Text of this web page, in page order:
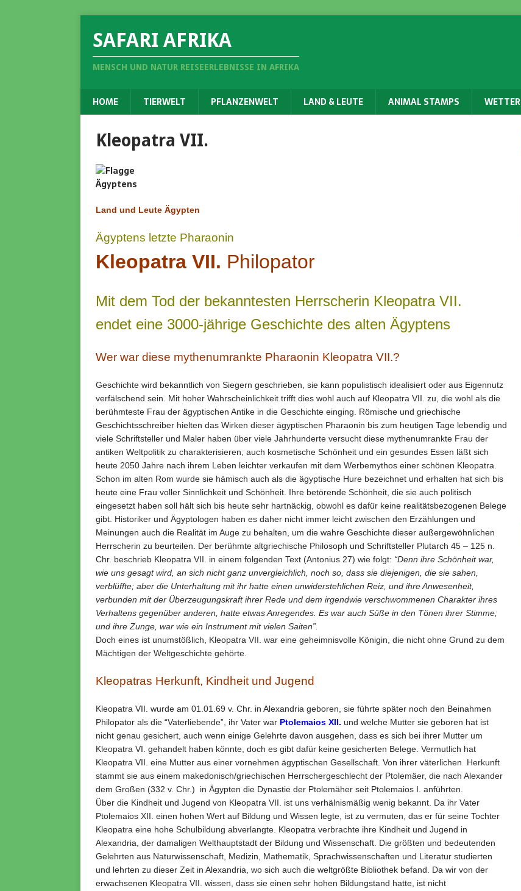
SAFARI AFRIKA
MENSCH UND NATUR REISEERLEBNISSE IN AFRIKA
HOME TIERWELT PFLANZENWELT LAND & LEUTE ANIMAL STAMPS WETTER
Kleopatra VII.
Land und Leute Ägypten
Ägyptens letzte Pharaonin
Kleopatra VII. Philopator
Mit dem Tod der bekanntesten Herrscherin Kleopatra VII.
endet eine 3000-jährige Geschichte des alten Ägyptens
Wer war diese mythenumrankte Pharaonin Kleopatra VII.?
Geschichte wird bekanntlich von Siegern geschrieben, sie kann populistisch idealisiert oder aus Eigennutz
verfälschend sein. Mit hoher Wahrscheinlichkeit trifft dies wohl auch auf Kleopatra VII. zu, die wohl als die
berühmteste Frau der ägyptischen Antike in die Geschichte einging. Römische und griechische
Geschichtsschreiber hielten das Wirken dieser ägyptischen Pharaonin bis zum heutigen Tage lebendig und
viele Schriftsteller und Maler haben über viele Jahrhunderte versucht diese mythenumrankte Frau der
antiken Weltpolitik zu charakterisieren, auch kosmetische Schönheit und ein gesundes Essen läßt sich
heute 2050 Jahre nach ihrem Leben leichter verkaufen mit dem Werbemythos einer schönen Kleopatra.
Schon im alten Rom wurde sie hämisch auch als die ägyptische Hure bezeichnet und erhalten hat sich bis
heute eine Frau voller Sinnlichkeit und Schönheit. Ihre betörende Schönheit, die sie auch politisch
eingesetzt haben soll hält sich bis heute sehr hartnäckig, obwohl es dafür keine realitätsbezogenen Belege
gibt. Historiker und Ägyptologen haben es daher nicht immer leicht zwischen den Erzählungen und
Meinungen auch die Realität im Auge zu behalten, um die wahre Geschichte dieser außergewöhnlichen
Herrscherin zu beurteilen. Der berühmte altgriechische Philosoph und Schriftsteller Plutarch 45 – 125 n.
Chr. beschrieb Kleopatra VII. in einem folgenden Text (Antonius 27) wie folgt: “Denn ihre Schönheit war,
wie uns gesagt wird, an sich nicht ganz unvergleichlich, noch so, dass sie diejenigen, die sie sahen,
verblüffte; aber die Unterhaltung mit ihr hatte einen unwiderstehlichen Reiz, und ihre Anwesenheit,
verbunden mit der Überzeugungskraft ihrer Rede und dem irgendwie verschwommenen Charakter ihres
Verhaltens gegenüber anderen, hatte etwas Anregendes. Es war auch Süße in den Tönen ihrer Stimme;
und ihre Zunge, war wie ein Instrument mit vielen Saiten”.
Doch eines ist unumstößlich, Kleopatra VII. war eine geheimnisvolle Königin, die nicht ohne Grund zu dem
Mächtigen der Weltgeschichte gehörte.
Kleopatras Herkunft, Kindheit und Jugend
Kleopatra VII. wurde am 01.01.69 v. Chr. in Alexandria geboren, sie führte später noch den Beinahmen
Philopator als die “Vaterliebende”, ihr Vater war Ptolemaios XII. und welche Mutter sie geboren hat ist
nicht genau gesichert, auch wenn einige Gelehrte davon ausgehen, dass es sich bei ihrer Mutter um
Kleopatra VI. gehandelt haben könnte, doch es gibt dafür keine gesicherten Belege. Vermutlich hat
Kleopatra VII. eine Mutter aus einer vornehmen ägyptischen Gesellschaft. Von ihrer väterlichen Herkunft
stammt sie aus einem makedonisch/griechischen Herrschergeschlecht der Ptolemäer, die nach Alexander
dem Großen (332 v. Chr.) in Ägypten die Dynastie der Ptolemäher seit Ptolemaios I. anführten.
Über die Kindheit und Jugend von Kleopatra VII. ist uns verhälnismäßig wenig bekannt. Da ihr Vater
Ptolemaios XII. einen hohen Wert auf Bildung und Wissen legte, ist zu vermuten, das er für seine Tochter
Kleopatra eine hohe Schulbildung abverlangte. Kleopatra verbrachte ihre Kindheit und Jugend in
Alexandria, der damaligen Welthauptstadt der Bildung und Wissenschaft. Die größten und bedeutenden
Gelehrten aus Naturwissenschaft, Medizin, Mathematik, Sprachwissenschaften und Literatur studierten
und lehrten zu dieser Zeit in Alexandria, wo sich auch die weltgrößte Bibliothek befand. Da wir von der
erwachsenen Kleopatra VII. wissen, dass sie einen sehr hohen Bildungstand hatte, ist nicht